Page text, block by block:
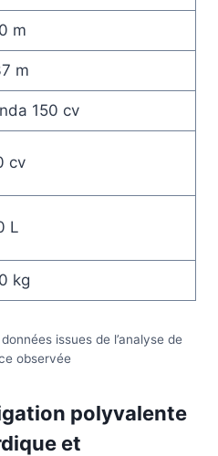
m
m
150 cv
cv
L
kg
issues de l’analyse de
observée
polyvalente
et